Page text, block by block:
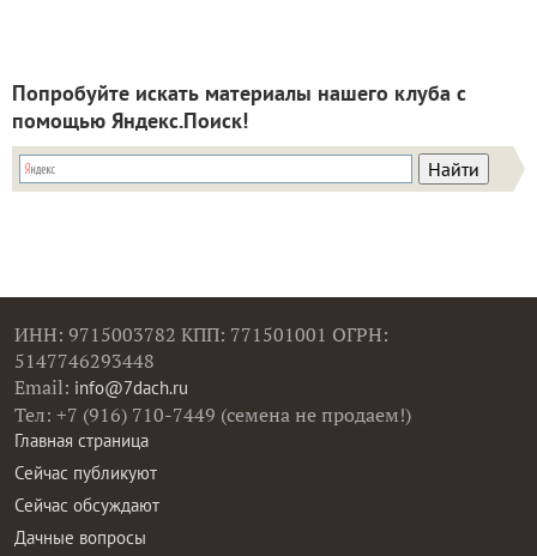
Попробуйте искать материалы нашего клуба с
помощью Яндекс.Поиск!
ИНН: 9715003782 КПП: 771501001 ОГРН:
5147746293448
Email: info@7dach.ru
Тел: +7 (916) 710-7449 (семена не продаем!)
Главная страница
Сейчас публикуют
Сейчас обсуждают
Дачные вопросы